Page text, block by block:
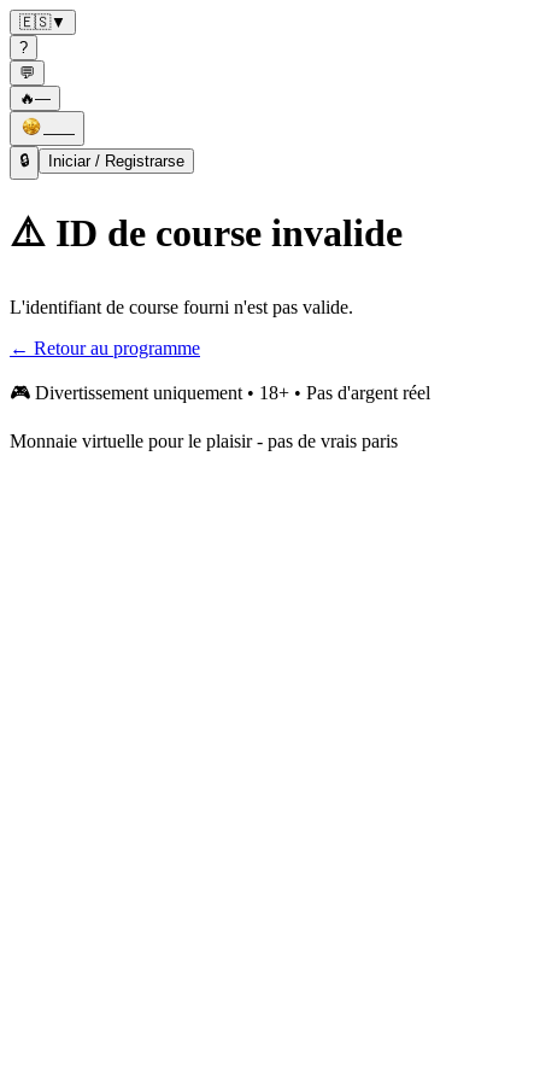
🇪🇸▼
?
💬
🔥—
——
🔒
Iniciar / Registrarse
⚠️ ID de course invalide
L'identifiant de course fourni n'est pas valide.
← Retour au programme
🎮 Divertissement uniquement • 18+ • Pas d'argent réel
Monnaie virtuelle pour le plaisir - pas de vrais paris